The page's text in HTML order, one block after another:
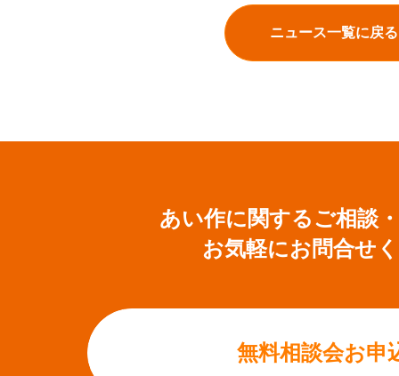
ニュース一覧に戻る
あい作に関するご相談
お気軽にお問合せ
無料相談会お申